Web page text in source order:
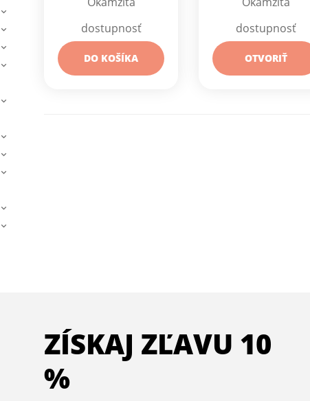
dostupnosť
DO KOŠÍKA
dostupnosť
OTVORIŤ
ZÍSKAJ ZĽAVU 10
%